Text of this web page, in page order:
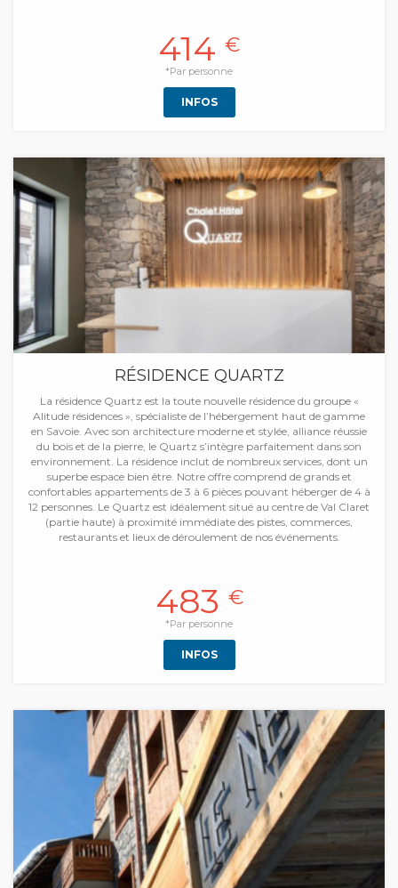
414 €
*Par personne
INFOS
RÉSIDENCE QUARTZ
La résidence Quartz est la toute nouvelle résidence du groupe «
Alitude résidences », spécialiste de l’hébergement haut de gamme
en Savoie. Avec son architecture moderne et stylée, alliance réussie
du bois et de la pierre, le Quartz s’intègre parfaitement dans son
environnement. La résidence inclut de nombreux services, dont un
superbe espace bien être. Notre offre comprend de grands et
confortables appartements de 3 à 6 pièces pouvant héberger de 4 à
12 personnes. Le Quartz est idéalement situé au centre de Val Claret
(partie haute) à proximité immédiate des pistes, commerces,
restaurants et lieux de déroulement de nos événements.
483 €
*Par personne
INFOS